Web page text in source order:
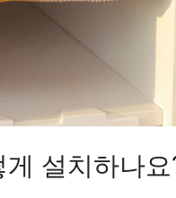
설치하나요